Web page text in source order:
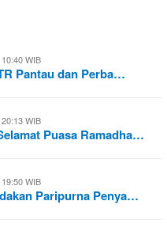
WIB
Pantau dan Perba…
WIB
Puasa Ramadha…
WIB
Paripurna Penya…